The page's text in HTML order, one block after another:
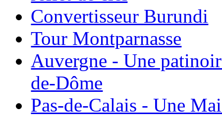
Convertisseur Burundi
Tour Montparnasse
Auvergne - Une
de-Dôme
Pas-de-Calais - Une